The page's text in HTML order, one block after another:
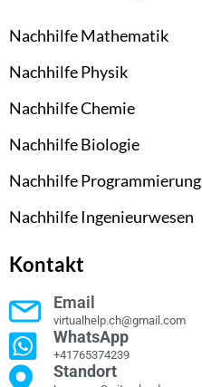
Nachhilfe Mathematik
Nachhilfe Physik
Nachhilfe Chemie
Nachhilfe Biologie
Nachhilfe Programmierung
Nachhilfe Ingenieurwesen
Kontakt
Email
virtualhelp.ch@gmail.com
WhatsApp
+41765374239
Standort